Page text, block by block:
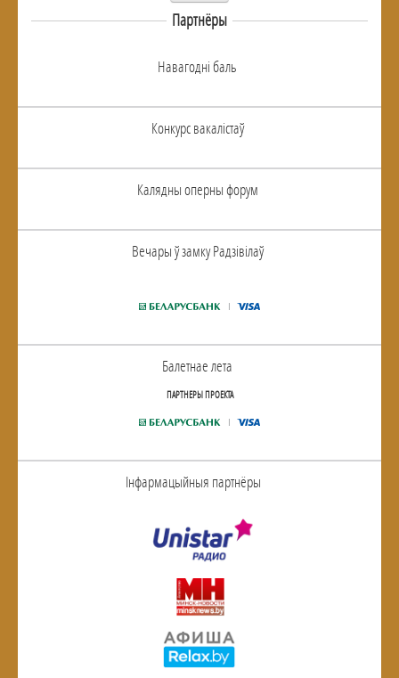
Партнёры
Навагоднi баль
Конкурс вакалiстаў
Калядны оперны форум
Вечары ў замку Радзiвiлаў
Балетнае лета
ПАРТНЕРЫ ПРОЕКТА
Інфармацыйныя партнёры